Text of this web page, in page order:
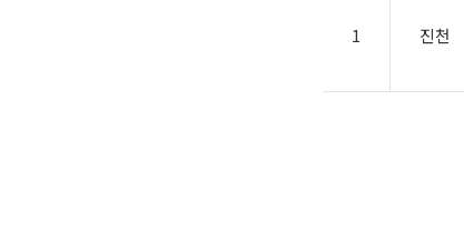
1 진천